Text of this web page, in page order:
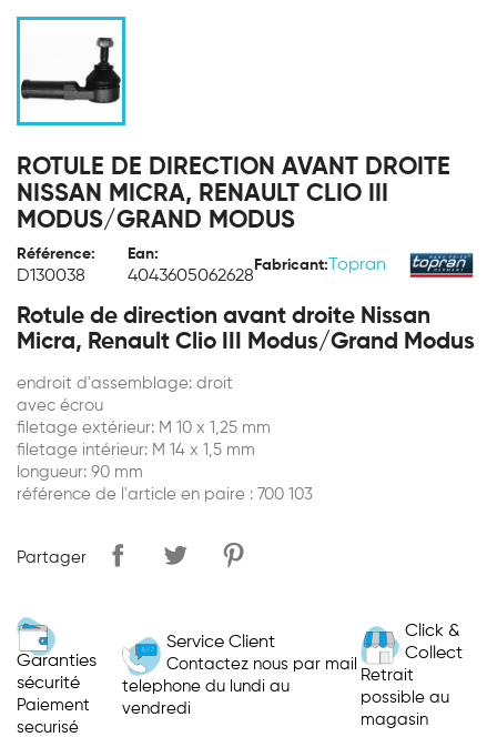
ROTULE DE DIRECTION AVANT DROITE
NISSAN MICRA, RENAULT CLIO III
MODUS/GRAND MODUS
Référence:
D130038
Ean:
4043605062628
Fabricant: Topran
Rotule de direction avant droite Nissan
Micra, Renault Clio III Modus/Grand Modus
endroit d'assemblage: droit
avec écrou
filetage extérieur: M 10 x 1,25 mm
filetage intérieur: M 14 x 1,5 mm
longueur: 90 mm
référence de l'article en paire : 700 103
Partager
Garanties
sécurité
Paiement
securisé
Service Client
Contactez nous par mail
telephone du lundi au
vendredi
Click &
Collect
Retrait
possible au
magasin